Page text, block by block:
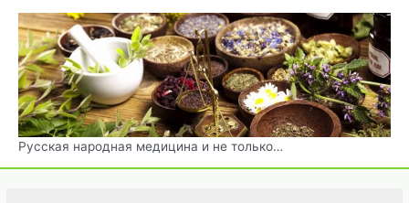
Перейти
содержимому
Русская народная медицина и не только…